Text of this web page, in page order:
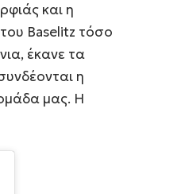
και η
Baselitz τόσο
έκανε τα
η
μας. Η